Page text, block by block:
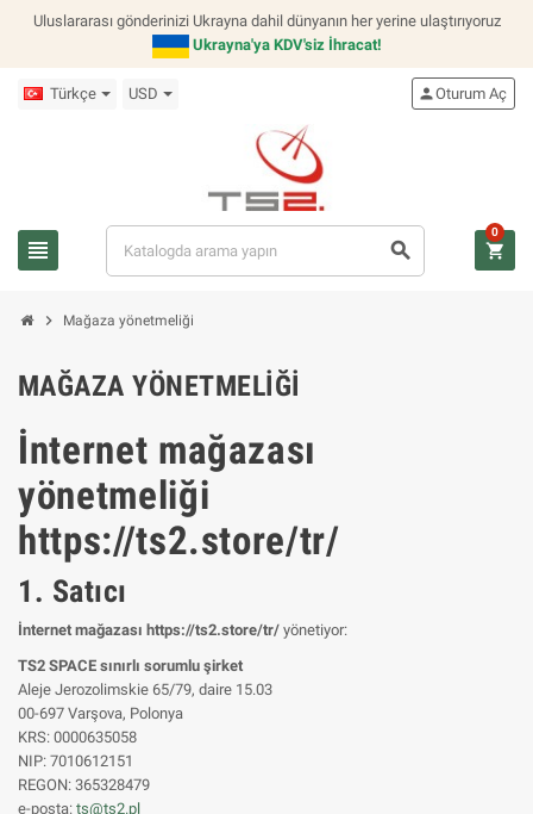
Uluslararası gönderinizi Ukrayna dahil dünyanın her yerine ulaştırıyoruz
Ukrayna'ya KDV'siz İhracat!
Türkçe USD
view_headline search
personOturum Aç
shopping_cart
0
chevron_right Mağaza yönetmeliği
MAĞAZA YÖNETMELIĞI
İnternet mağazası
yönetmeliği
https://ts2.store/tr/
1. Satıcı
İnternet mağazası https://ts2.store/tr/ yönetiyor:
TS2 SPACE sınırlı sorumlu şirket
Aleje Jerozolimskie 65/79, daire 15.03
00-697 Varşova, Polonya
KRS: 0000635058
NIP: 7010612151
REGON: 365328479
e-posta: ts@ts2.pl